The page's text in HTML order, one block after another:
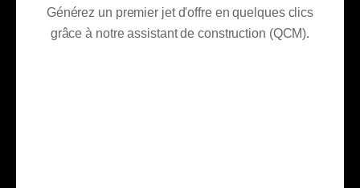
Générez un premier jet d'offre en quelques clics
grâce à notre assistant de construction (QCM).